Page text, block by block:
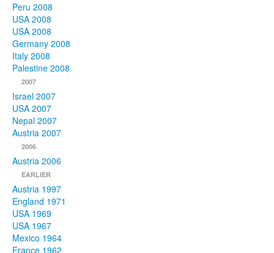
Peru 2008
USA 2008
USA 2008
Germany 2008
Italy 2008
Palestine 2008
2007
Israel 2007
USA 2007
Nepal 2007
Austria 2007
2006
Austria 2006
EARLIER
Austria 1997
England 1971
USA 1969
USA 1967
Mexico 1964
France 1962